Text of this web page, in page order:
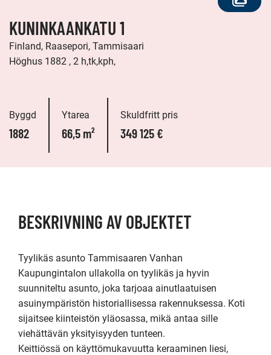
SE
KUNINKAANKATU 1
Finland, Raasepori, Tammisaari
Höghus 1882 , 2 h,tk,kph,
Byggd
1882
Ytarea
66,5 m²
Skuldfritt pris
349 125 €
BESKRIVNING AV OBJEKTET
Tyylikäs asunto Tammisaaren Vanhan
Kaupungintalon ullakolla on tyylikäs ja hyvin
suunniteltu asunto, joka tarjoaa ainutlaatuisen
asuinympäristön historiallisessa rakennuksessa. Koti
sijaitsee kiinteistön yläosassa, mikä antaa sille
viehättävän yksityisyyden tunteen.
Keittiössä on käyttömukavuutta keraaminen liesi,